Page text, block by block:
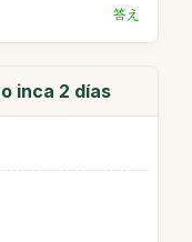
答え
inca 2 días